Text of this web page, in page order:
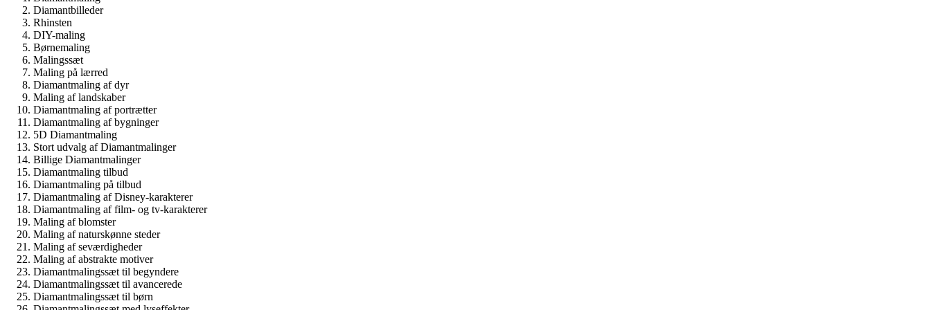
Diamantbilleder
Rhinsten
DIY-maling
Børnemaling
Malingssæt
Maling på lærred
Diamantmaling af dyr
Maling af landskaber
Diamantmaling af portrætter
Diamantmaling af bygninger
5D Diamantmaling
Stort udvalg af Diamantmalinger
Billige Diamantmalinger
Diamantmaling tilbud
Diamantmaling på tilbud
Diamantmaling af Disney-karakterer
Diamantmaling af film- og tv-karakterer
Maling af blomster
Maling af naturskønne steder
Maling af seværdigheder
Maling af abstrakte motiver
Diamantmalingssæt til begyndere
Diamantmalingssæt til avancerede
Diamantmalingssæt til børn